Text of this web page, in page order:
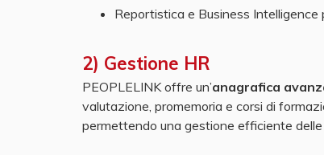
Reportistica e Business Intelligence
2) Gestione HR
PEOPLELINK offre un’anagrafica
valutazione, promemoria e corsi di
permettendo una gestione efficiente delle